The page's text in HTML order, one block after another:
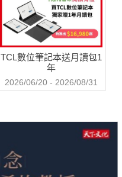
TCL數位筆記本送月讀包1
年
2026/06/20 - 2026/08/31